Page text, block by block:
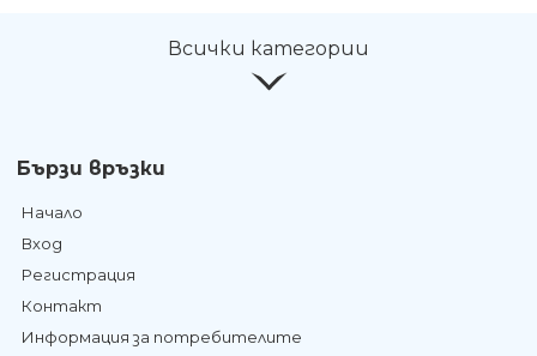
Всички категории
Бързи връзки
Начало
Вход
Регистрация
Контакт
Информация за потребителите